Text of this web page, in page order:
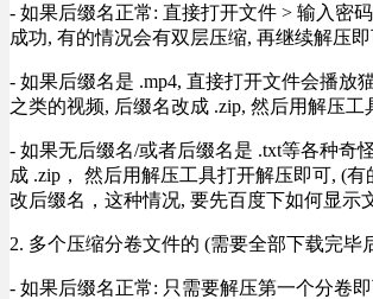
- 如果后缀名正常: 直接打开文件 > 输入密
成功, 有的情况会有双层压缩, 再继续解压
- 如果后缀名是 .mp4, 直接打开文件会播放
之类的视频, 后缀名改成 .zip, 然后用解压工
- 如果无后缀名/或者后缀名是 .txt等各种奇
成 .zip， 然后用解压工具打开解压即可, (
改后缀名，这种情况, 要先百度下如何显示
2. 多个压缩分卷文件的 (需要全部下载完毕
- 如果后缀名正常: 只需要解压第一个分卷